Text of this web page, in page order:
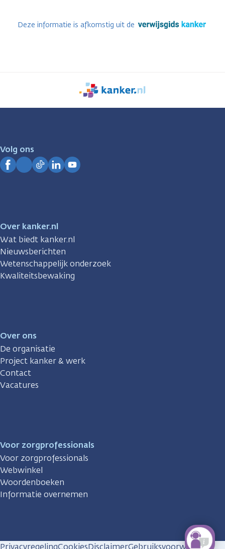
Deze informatie is afkomstig uit de
We
zijn
Volg ons
Over kanker.nl
Wat biedt kanker.nl
Nieuwsberichten
Wetenschappelijk onderzoek
Kwaliteitsbewaking
Over ons
De organisatie
Project kanker & werk
Contact
Vacatures
Voor zorgprofessionals
Voor zorgprofessionals
Webwinkel
Woordenboeken
Informatie overnemen
PrivacyregelingCookiesDisclaimerGebruiksvoorwaarden